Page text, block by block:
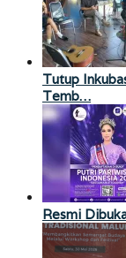
Tutup
Temb…
Resmi